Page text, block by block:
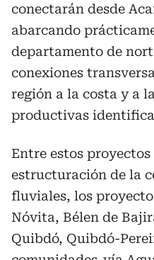
conectarán desde
abarcando
departamento de
conexiones
región a la costa y a
productivas
Entre estos
estructuración de la
fluviales, los
Nóvita, Bélen de
Quibdó, Quibdó-